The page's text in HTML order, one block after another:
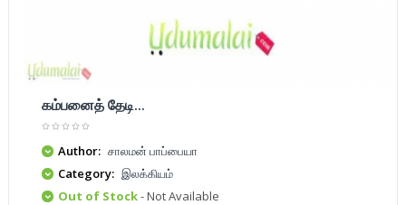
கம்பனைத் தேடி...
Author: சாலமன் பாப்பையா
Category: இலக்கியம்
Out of Stock- Not Available